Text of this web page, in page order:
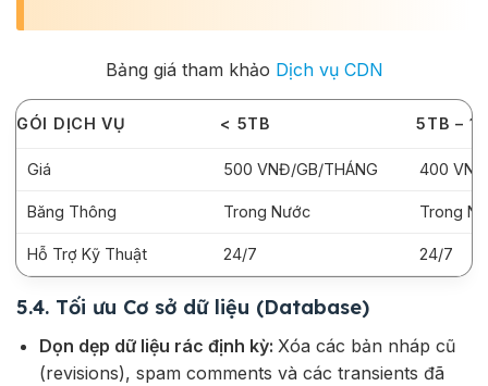
Bảng giá tham khảo Dịch vụ CDN
GÓI DỊCH VỤ < 5TB 5TB –
Giá 500 VNĐ/GB/THÁNG 400
Băng Thông Trong Nước Trong
Hỗ Trợ Kỹ Thuật 24/7 24/7
5.4. Tối ưu Cơ sở dữ liệu (Database)
Dọn dẹp dữ liệu rác định kỳ: Xóa các bản nháp cũ
(revisions), spam comments và các transients đã